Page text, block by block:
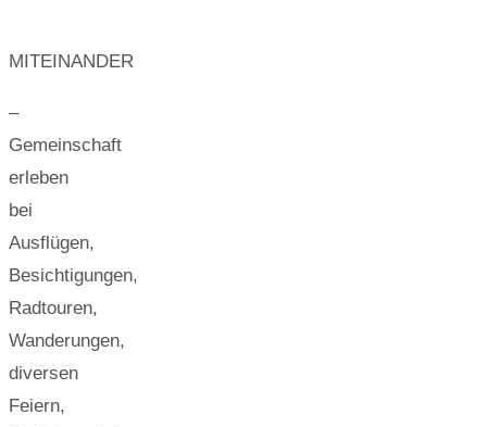
MITEINANDER
–
Gemeinschaft
erleben
bei
Ausflügen,
Besichtigungen,
Radtouren,
Wanderungen,
diversen
Feiern,